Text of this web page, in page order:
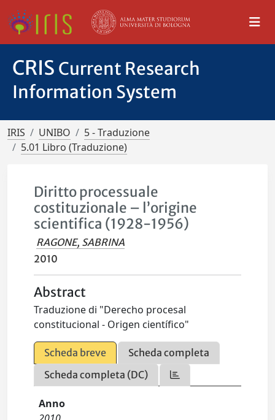
CRIS Current Research
Information System
IRIS UNIBO
5 - Traduzione
5.01 Libro (Traduzione)
Diritto processuale
costituzionale – l’origine
scientifica (1928-1956)
RAGONE, SABRINA
2010
Abstract
Traduzione di "Derecho procesal
constitucional - Origen científico"
Scheda breve
Scheda completa
Scheda completa (DC)
Anno